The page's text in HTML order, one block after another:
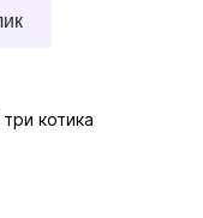
котика